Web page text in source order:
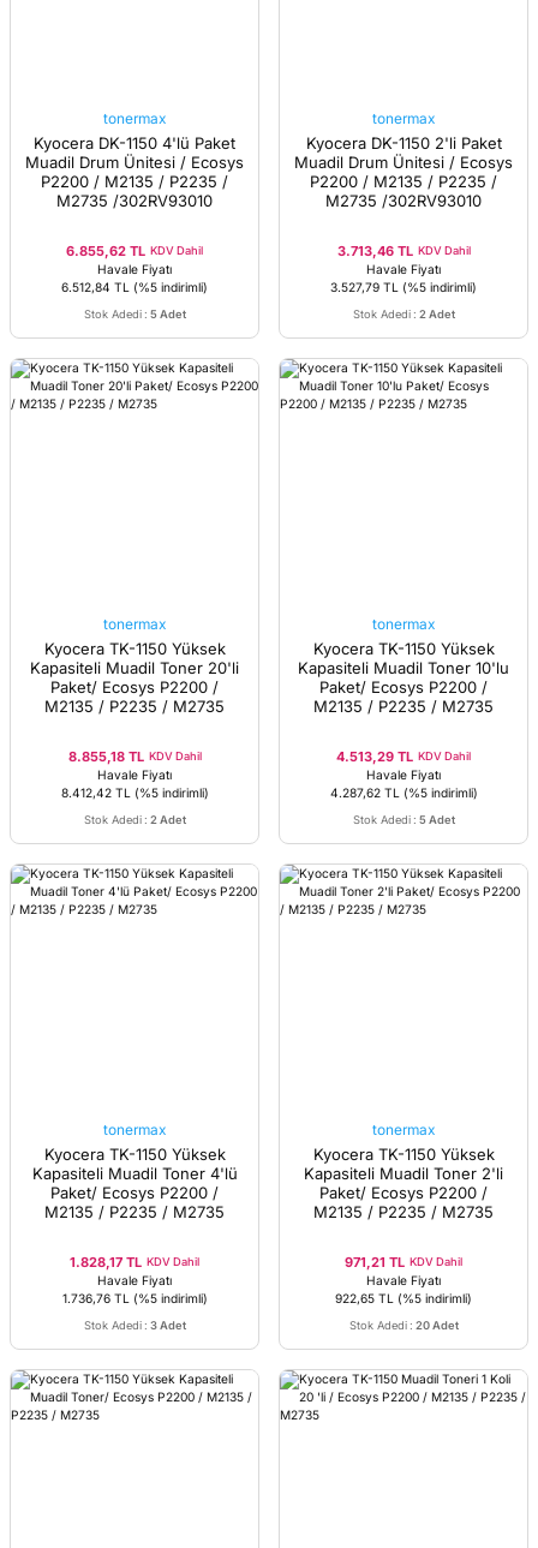
tonermax
Kyocera DK-1150 4'lü Paket
Muadil Drum Ünitesi / Ecosys
P2200 / M2135 / P2235 /
M2735 /302RV93010
6.855,62 TL KDV Dahil
Havale Fiyatı
6.512,84 TL (%5 indirimli)
Stok Adedi : 5 Adet
tonermax
Kyocera DK-1150 2'li Paket
Muadil Drum Ünitesi / Ecosys
P2200 / M2135 / P2235 /
M2735 /302RV93010
3.713,46 TL KDV Dahil
Havale Fiyatı
3.527,79 TL (%5 indirimli)
Stok Adedi : 2 Adet
tonermax
Kyocera TK-1150 Yüksek
Kapasiteli Muadil Toner 20'li
Paket/ Ecosys P2200 /
M2135 / P2235 / M2735
8.855,18 TL KDV Dahil
Havale Fiyatı
8.412,42 TL
(%5 indirimli)
Stok Adedi : 2 Adet
tonermax
Kyocera TK-1150 Yüksek
Kapasiteli Muadil Toner 10'lu
Paket/ Ecosys P2200 /
M2135 / P2235 / M2735
4.513,29 TL KDV Dahil
Havale Fiyatı
4.287,62 TL
(%5 indirimli)
Stok Adedi : 5 Adet
tonermax
Kyocera TK-1150 Yüksek
Kapasiteli Muadil Toner 4'lü
Paket/ Ecosys P2200 /
M2135 / P2235 / M2735
1.828,17 TL KDV Dahil
Havale Fiyatı
1.736,76 TL
(%5 indirimli)
Stok Adedi : 3 Adet
tonermax
Kyocera TK-1150 Yüksek
Kapasiteli Muadil Toner 2'li
Paket/ Ecosys P2200 /
M2135 / P2235 / M2735
971,21 TL KDV Dahil
Havale Fiyatı
922,65 TL (%5 indirimli)
Stok Adedi : 20 Adet